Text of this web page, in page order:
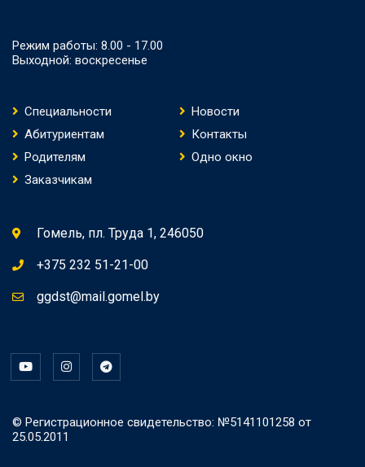
Режим работы: 8.00 - 17.00
Выходной: воскресенье
Специальности
Новости
Абитуриентам
Контакты
Родителям
Одно окно
Заказчикам
Гомель, пл. Труда 1, 246050
+375 232 51-21-00
ggdst@mail.gomel.by
© Регистрационное свидетельство: №5141101258 от
25.05.2011